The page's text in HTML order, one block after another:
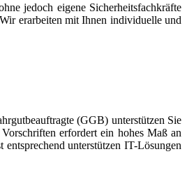
jedoch eigene Sicherheitsfachkräfte
erarbeiten mit Ihnen individuelle und
(GGB) unterstützen Sie
erfordert ein hohes Maß an
unterstützen IT-Lösungen